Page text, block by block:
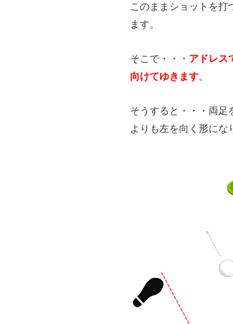
このままショットを打
ます。
そこで・・・ アドレス
向けてゆきます。
そうすると・・・両足
よりも左を向く形にな